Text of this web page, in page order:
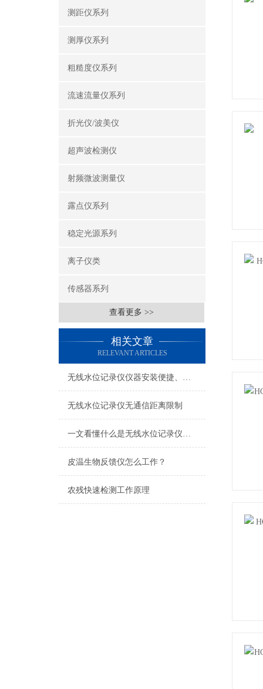
测距仪系列
测厚仪系列
粗糙度仪系列
流速流量仪系列
折光仪/波美仪
超声波检测仪
射频微波测量仪
露点仪系列
稳定光源系列
离子仪类
传感器系列
查看更多 >>
相关文章
RELEVANT ARTICLES
无线水位记录仪仪器安装便捷、使用简单
无线水位记录仪无通信距离限制
一文看懂什么是无线水位记录仪，赶快收藏
皮温生物反馈仪怎么工作？
农残快速检测工作原理